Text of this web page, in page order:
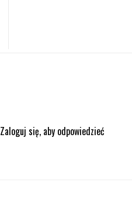
Zaloguj się, aby odpowiedzieć